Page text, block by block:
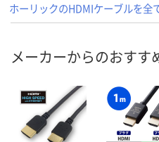
ホーリックのHDMIケーブルを全
メーカーからのおすす